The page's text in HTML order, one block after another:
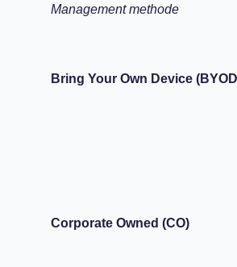
Management methode
Bring Your Own Device
Corporate Owned (CO)